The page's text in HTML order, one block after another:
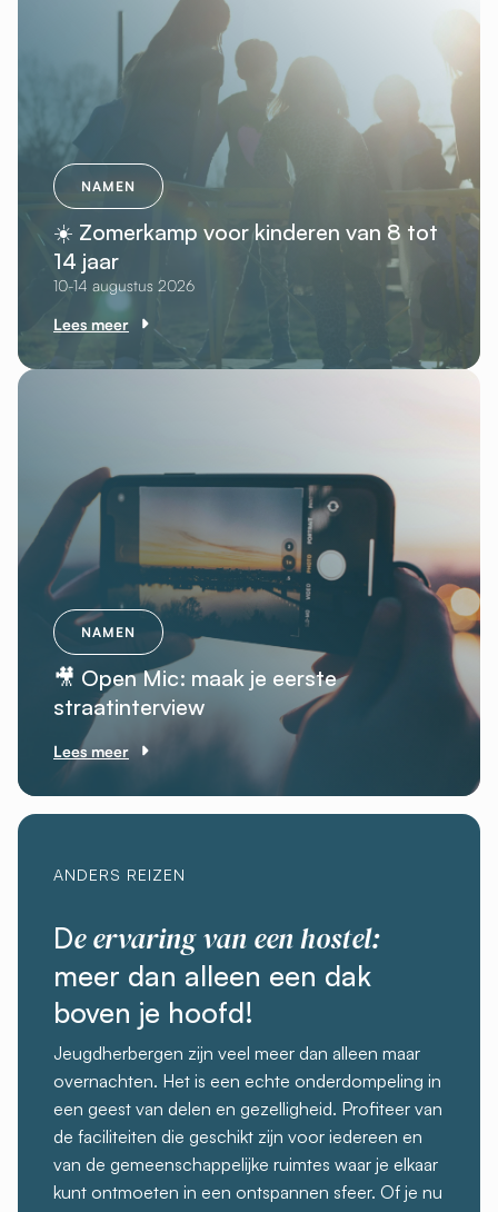
NAMEN
☀️ Zomerkamp voor kinderen van 8 tot
14 jaar
10-14 augustus 2026
Lees meer
NAMEN
🎥 Open Mic: maak je eerste
straatinterview
Lees meer
ANDERS REIZEN
De ervaring van een hostel:
meer dan alleen een dak
boven je hoofd!
Jeugdherbergen zijn veel meer dan alleen maar
overnachten. Het is een echte onderdompeling in
een geest van delen en gezelligheid. Profiteer van
de faciliteiten die geschikt zijn voor iedereen en
van de gemeenschappelijke ruimtes waar je elkaar
kunt ontmoeten in een ontspannen sfeer. Of je nu